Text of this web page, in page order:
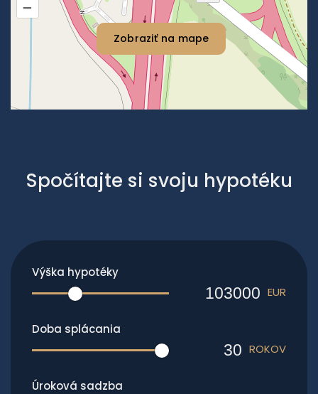
Zobraziť na mape
–
Spočítajte si svoju hypotéku
Výška hypotéky
EUR
Doba splácania
ROKOV
Úroková sadzba